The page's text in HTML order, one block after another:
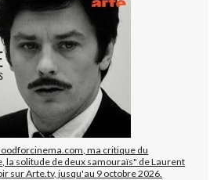
ma critique du
la solitude de deux samouraïs" de Laurent
sur Arte.tv, jusqu'au 9 octobre 2026.